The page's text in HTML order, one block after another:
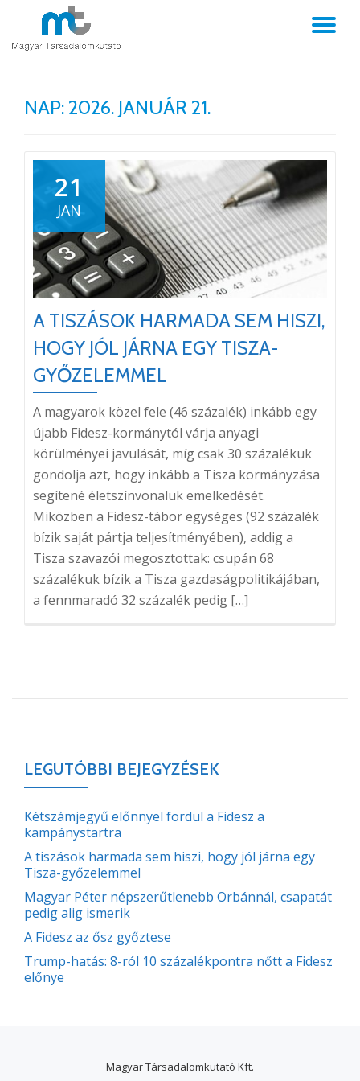
Skip
NAP: 2026. JANUÁR 21.
21
JAN
A TISZÁSOK HARMADA SEM HISZI,
HOGY JÓL JÁRNA EGY TISZA-
GYŐZELEMMEL
A magyarok közel fele (46 százalék) inkább egy
újabb Fidesz-kormánytól várja anyagi
körülményei javulását, míg csak 30 százalékuk
gondolja azt, hogy inkább a Tisza kormányzása
segítené életszínvonaluk emelkedését.
Miközben a Fidesz-tábor egységes (92 százalék
bízik saját pártja teljesítményében), addig a
Tisza szavazói megosztottak: csupán 68
százalékuk bízik a Tisza gazdaságpolitikájában,
a fennmaradó 32 százalék pedig […]
LEGUTÓBBI BEJEGYZÉSEK
Kétszámjegyű előnnyel fordul a Fidesz a
kampánystartra
A tiszások harmada sem hiszi, hogy jól járna egy
Tisza-győzelemmel
Magyar Péter népszerűtlenebb Orbánnál, csapatát
pedig alig ismerik
A Fidesz az ősz győztese
Trump-hatás: 8-ról 10 százalékpontra nőtt a Fidesz
előnye
Magyar Társadalomkutató Kft.